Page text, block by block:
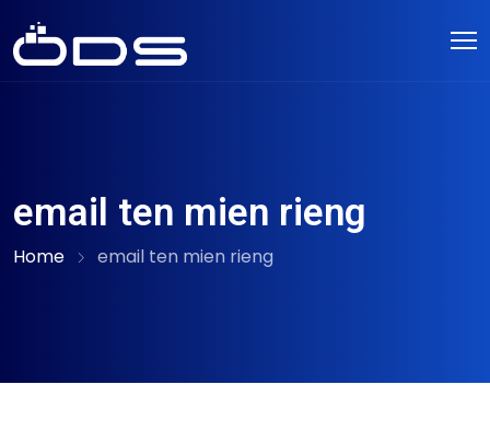
email ten mien rieng
Home email ten mien rieng